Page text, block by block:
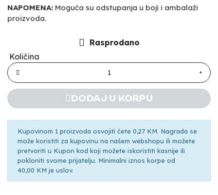
NAPOMENA: Moguća su odstupanja u boji i ambalaži
proizvoda.
Rasprodano
Količina
DODAJ U KORPU
Kupovinom 1 proizvoda osvojiti ćete 0,27 KM. Nagrada se
može koristiti za kupovinu na našem webshopu ili možete
pretvoriti u Kupon kod koji možete iskoristiti kasnije ili
pokloniti svome prijatelju. Minimalni iznos korpe od
40,00 KM je uslov.